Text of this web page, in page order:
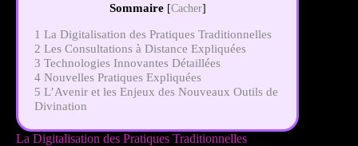
Sommaire [Cacher]
1 La Digitalisation des Pratiques Traditionnelles
2 Les Consultations à Distance Expliquées
3 Technologies Innovantes Détaillées
4 Nouvelles Pratiques Expliquées
5 L’Avenir et les Enjeux des Nouveaux Outils de
Divination
La Digitalisation des Pratiques Traditionnelles